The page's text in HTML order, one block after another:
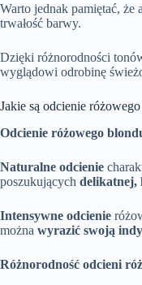
Warto jednak pamiętać, że
trwałość barwy.
Dzięki różnorodności
wyglądowi odrobinę
Jakie są odcienie
Odcienie różowego
Naturalne odcienie
poszukujących delikatnej,
Intensywne odcienie
można wyrazić swoją
Różnorodność odcieni